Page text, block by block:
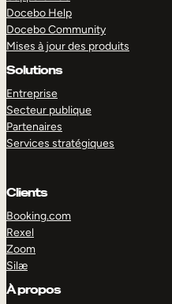
Docebo Help
Docebo Community
Mises à jour des produits
Solutions
Entreprise
Secteur publique
Partenaires
Services stratégiques
Clients
Booking.com
Rexel
Zoom
Silæ
À propos